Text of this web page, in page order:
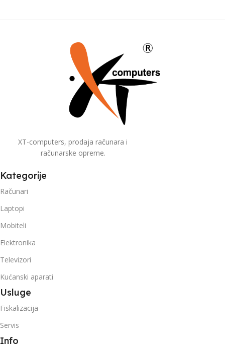
XT-computers, prodaja računara i
računarske opreme.
Kategorije
Računari
Laptopi
Mobiteli
Elektronika
Televizori
Kućanski aparati
Usluge
Fiskalizacija
Servis
Info